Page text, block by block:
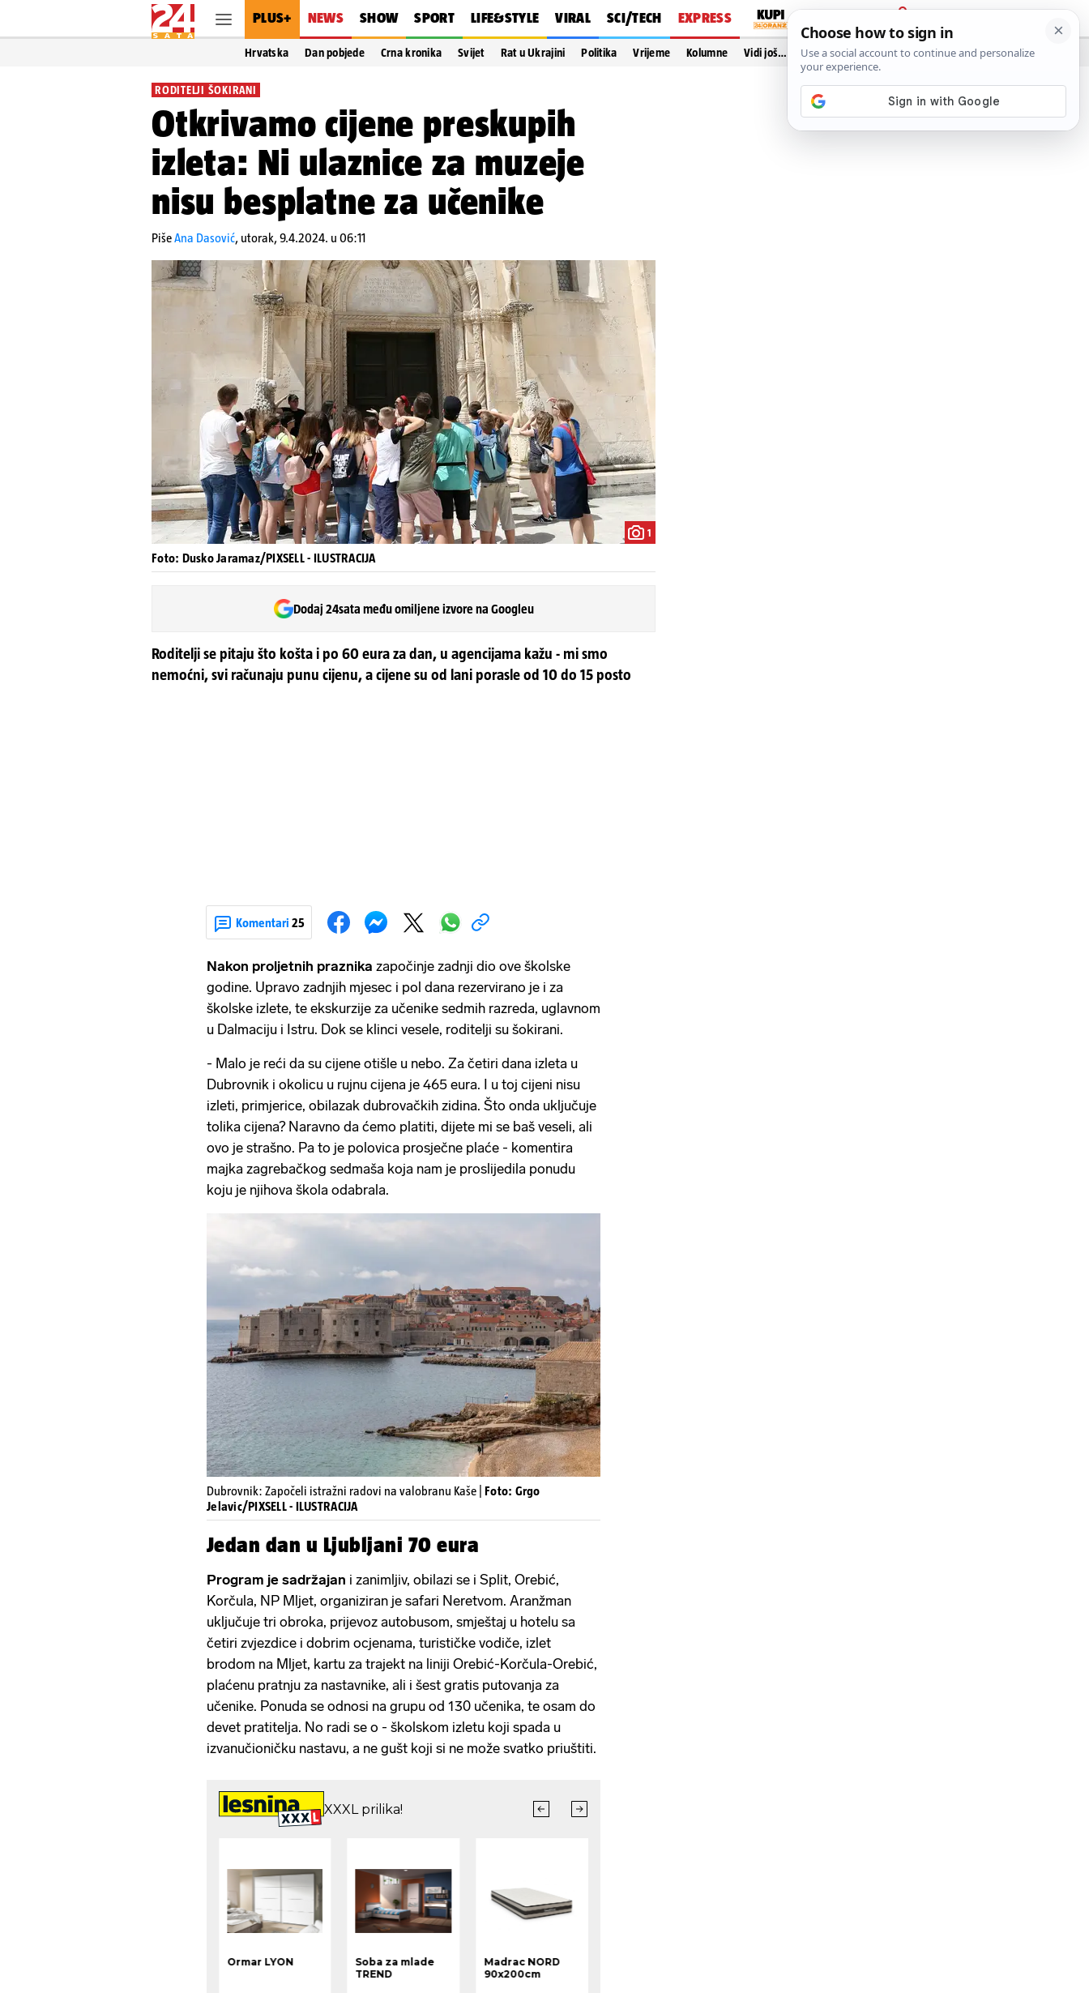
PLUS+ NEWS SHOW SPORT LIFE&STYLE VIRAL SCI/TECH EXPRESS
PRIJAVA
Hrvatska Dan pobjede Crna kronika Svijet Rat u Ukrajini Politika Vrijeme Kolumne Vidi još…
RODITELJI ŠOKIRANI
Otkrivamo cijene preskupih
izleta: Ni ulaznice za muzeje
nisu besplatne za učenike
PišeAna Dasović, utorak, 9.4.2024. u 06:11
1
Foto: Dusko Jaramaz/PIXSELL - ILUSTRACIJA
Dodaj 24sata među omiljene izvore na Googleu
Roditelji se pitaju što košta i po 60 eura za dan, u agencijama kažu - mi smo
nemoćni, svi računaju punu cijenu, a cijene su od lani porasle od 10 do 15 posto
Komentari 25
Nakon proljetnih praznika započinje zadnji dio ove školske
godine. Upravo zadnjih mjesec i pol dana rezervirano je i za
školske izlete, te ekskurzije za učenike sedmih razreda, uglavnom
u Dalmaciju i Istru. Dok se klinci vesele, roditelji su šokirani.
- Malo je reći da su cijene otišle u nebo. Za četiri dana izleta u
Dubrovnik i okolicu u rujnu cijena je 465 eura. I u toj cijeni nisu
izleti, primjerice, obilazak dubrovačkih zidina. Što onda uključuje
tolika cijena? Naravno da ćemo platiti, dijete mi se baš veseli, ali
ovo je strašno. Pa to je polovica prosječne plaće - komentira
majka zagrebačkog sedmaša koja nam je proslijedila ponudu
koju je njihova škola odabrala.
Dubrovnik: Započeli istražni radovi na valobranu Kaše | Foto: Grgo
Jelavic/PIXSELL - ILUSTRACIJA
Jedan dan u Ljubljani 70 eura
Program je sadržajan i zanimljiv, obilazi se i Split, Orebić,
Korčula, NP Mljet, organiziran je safari Neretvom. Aranžman
uključuje tri obroka, prijevoz autobusom, smještaj u hotelu sa
četiri zvjezdice i dobrim ocjenama, turističke vodiče, izlet
brodom na Mljet, kartu za trajekt na liniji Orebić-Korčula-Orebić,
plaćenu pratnju za nastavnike, ali i šest gratis putovanja za
učenike. Ponuda se odnosi na grupu od 130 učenika, te osam do
devet pratitelja. No radi se o - školskom izletu koji spada u
izvanučioničku nastavu, a ne gušt koji si ne može svatko priuštiti.